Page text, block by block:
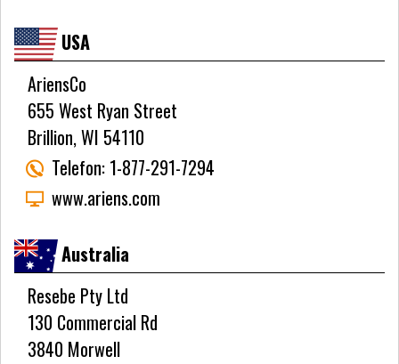
USA
AriensCo
655 West Ryan Street
Brillion, WI 54110
Telefon: 1-877-291-7294
www.ariens.com
Australia
Resebe Pty Ltd
130 Commercial Rd
3840 Morwell